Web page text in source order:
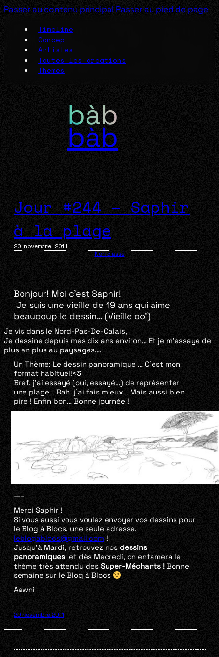
Passer au contenu principal Passer au pied de page
Timeline
Concept
Artistes
Toutes les créations
Thèmes
bàb
Jour #244 – Saphir
à la plage
20 novembre 2011
Non classé
Bonjour! Moi c’est Saphir!
Je suis une vieille de 19 ans qui aime
beaucoup le dessin… (Vieille oo’)
Je vis dans le Nord-Pas-De-Calais,
Je dessine depuis mes dix ans environ… Et je m’essaye de
plus en plus au paysages….
Un Thème: Le dessin panoramique … C’est mon
format habituel!<3
Bref, j’ai essayé (oui, essayé…) de représenter
une plage… Bah, j’ai fais mieux… Mais aussi bien
pire ! Enfin bon… Bonne journée !
—–
Merci Saphir !
Si vous aussi vous voulez envoyer vos dessins pour
le Blog à Blocs, une seule adresse,
leblogablocs@gmail.com !
Jusqu’à Mardi, retrouvez nos dessins
panoramiques, et dès Mecredi, on entamera le
thème très attendu des Super-Méchants ! Bonne
semaine sur le Blog à Blocs
Aewni
20 novembre 2011